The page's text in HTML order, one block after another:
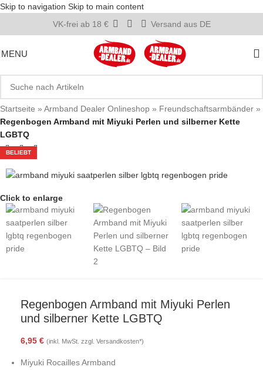
Skip to navigation Skip to main content
VK-frei ab 18 €
Versand aus DE
MENU
Startseite » Armband Dealer Onlineshop » Freundschaftsarmbänder »
Regenbogen Armband mit Miyuki Perlen und silberner Kette
LGBTQ
BELIEBT
Click to enlarge
Regenbogen Armband mit Miyuki Perlen
und silberner Kette LGBTQ
6,95 € (inkl. MwSt. zzgl. Versandkosten*)
Miyuki Rocailles Armband